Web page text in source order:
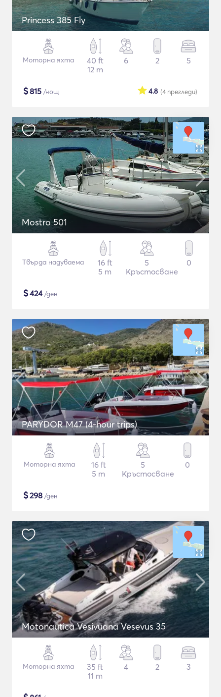
Princess 385 Fly
Моторна яхта
40 ft
12 m
6 2 5
$815 /нощ (4 прегледи)
4.8
Mostro 501
Твърда надуваема
16 ft
5 m
5
Кръстосване
0
$424/ден
PARYDOR M47 (4-hour trips)
Моторна яхта
16 ft
5 m
5
Кръстосване
0
$298 /ден
Motonautica Vesivuana Vesevus 35
Моторна яхта
35 ft
11 m
4 2 3